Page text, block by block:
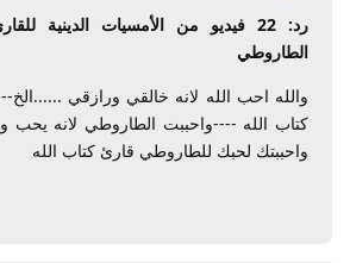
رد: 22 فيديو من الأمسيات الدينية
الطاروطي
والله احب الله لانه خالقي ورازقي
كتاب الله ----واحببت الطاروطي لانه يحب
واحببتك لحبك للطاروطي قارئ كتاب الله